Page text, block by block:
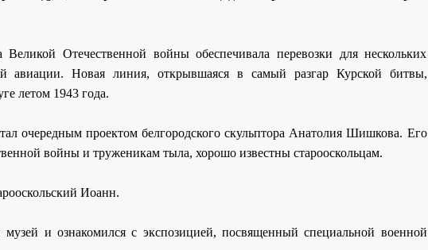
Отечественной войны обеспечивала перевозки для нескольких
авиации. Новая линия, открывшаяся в самый разгар Курской битвы,
летом 1943 года.
очередным проектом белгородского скульптора Анатолия Шишкова. Его
войны и труженикам тыла, хорошо известны старооскольцам.
Иоанн.
и ознакомился с экспозицией, посвященный специальной военной